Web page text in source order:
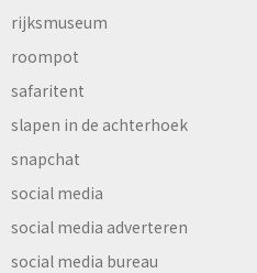
rijksmuseum
roompot
safaritent
slapen in de achterhoek
snapchat
social media
social media adverteren
social media bureau